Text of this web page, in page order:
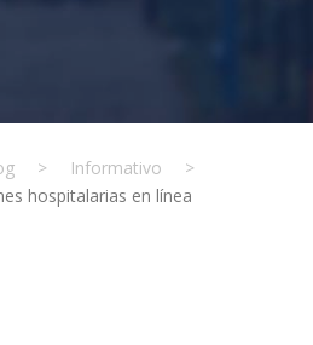
> Informativo
>
hospitalarias en línea